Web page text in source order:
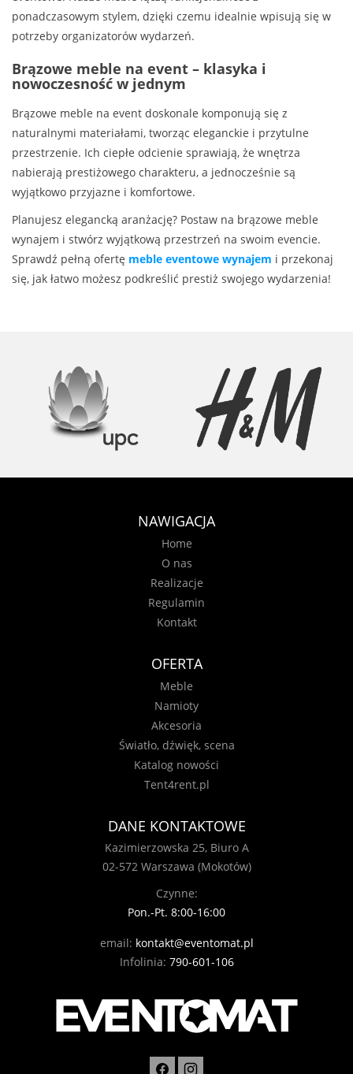
ponadczasowym stylem, dzięki czemu idealnie wpisują się w
potrzeby organizatorów wydarzeń.
Brązowe meble na event – klasyka i
nowoczesność w jednym
Brązowe meble na event doskonale komponują się z
naturalnymi materiałami, tworząc eleganckie i przytulne
przestrzenie. Ich ciepłe odcienie sprawiają, że wnętrza
nabierają prestiżowego charakteru, a jednocześnie są
wyjątkowo przyjazne i komfortowe.
Planujesz elegancką aranżację? Postaw na brązowe meble
wynajem i stwórz wyjątkową przestrzeń na swoim evencie.
Sprawdź pełną ofertę meble eventowe wynajem i przekonaj
się, jak łatwo możesz podkreślić prestiż swojego wydarzenia!
NAWIGACJA
Home
O nas
Realizacje
Regulamin
Kontakt
OFERTA
Meble
Namioty
Akcesoria
Światło, dźwięk, scena
Katalog nowości
Tent4rent.pl
DANE KONTAKTOWE
Kazimierzowska 25, Biuro A
02-572 Warszawa (Mokotów)
Czynne:
Pon.-Pt. 8:00-16:00
email: kontakt@eventomat.pl
Infolinia: 790-601-106